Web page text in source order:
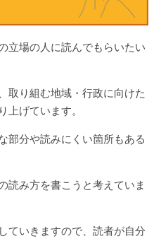
立場の人に読んでもらいたい
取り組む地域・行政に向けた
上げています。
部分や読みにくい箇所もある
読み方を書こうと考えていま
ていきますので、読者が自分